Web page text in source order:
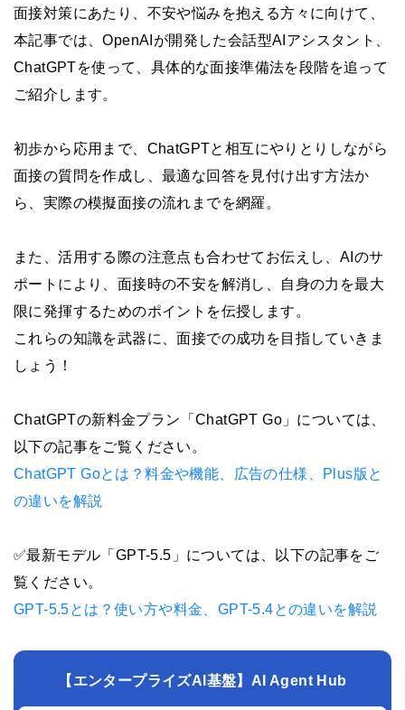
面接対策にあたり、不安や悩みを抱える方々に向けて、
本記事では、OpenAIが開発した会話型AIアシスタント、
ChatGPTを使って、具体的な面接準備法を段階を追って
ご紹介します。
初歩から応用まで、ChatGPTと相互にやりとりしながら
面接の質問を作成し、最適な回答を見付け出す方法か
ら、実際の模擬面接の流れまでを網羅。
また、活用する際の注意点も合わせてお伝えし、AIのサ
ポートにより、面接時の不安を解消し、自身の力を最大
限に発揮するためのポイントを伝授します。
これらの知識を武器に、面接での成功を目指していきま
しょう！
ChatGPTの新料金プラン「ChatGPT Go」については、
以下の記事をご覧ください。
ChatGPT Goとは？料金や機能、広告の仕様、Plus版と
の違いを解説
✅最新モデル「GPT-5.5」については、以下の記事をご
覧ください。
GPT-5.5とは？使い方や料金、GPT-5.4との違いを解説
【エンタープライズAI基盤】AI Agent Hub